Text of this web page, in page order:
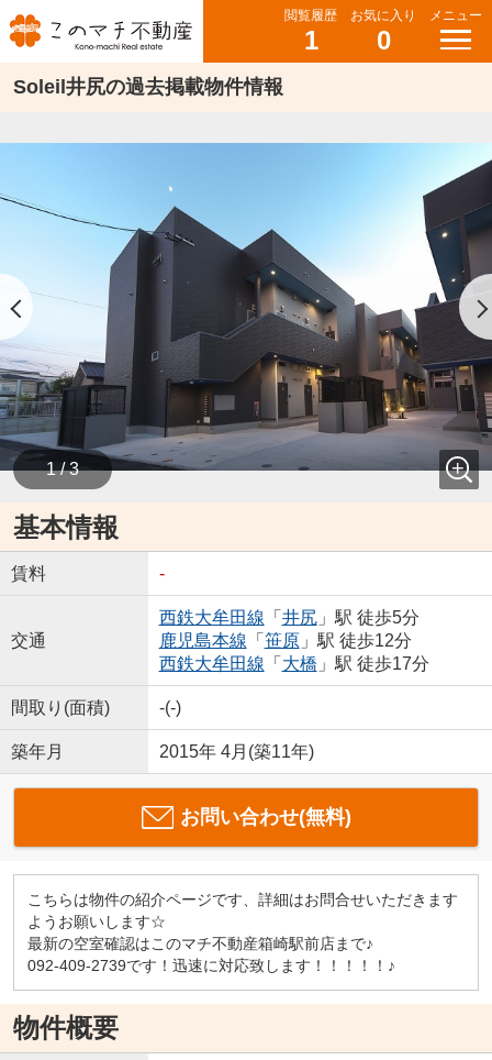
閲覧履歴
1
お気に入り
0
メニュー
Soleil井尻の過去掲載物件情報
1 / 3
基本情報
賃料 -
交通
西鉄大牟田線 「 井尻」駅 徒歩5分
鹿児島本線 「 笹原」駅 徒歩12分
西鉄大牟田線 「 大橋 」駅 徒歩17分
間取り(面積) -(-)
築年月 2015年 4月(築11年)
お問い合わせ(無料)
こちらは物件の紹介ページです、詳細はお問合せいただきます
ようお願いします☆
最新の空室確認はこのマチ不動産箱崎駅前店まで♪
092-409-2739です！迅速に対応致します！！！！！♪
物件概要